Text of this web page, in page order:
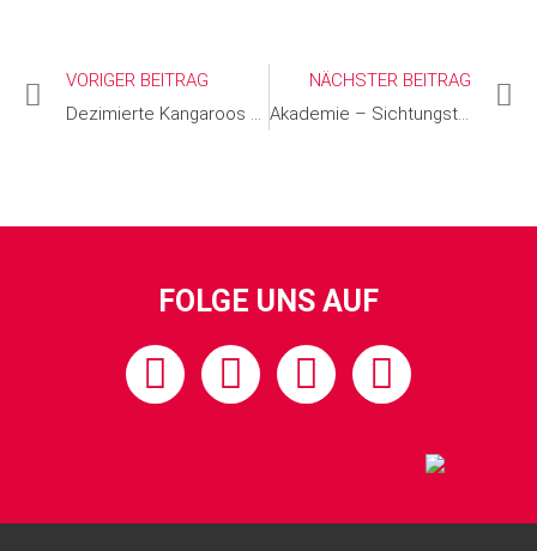
VORIGER BEITRAG
Dezimierte Kangaroos unterliegen Hellenen München
NÄCHSTER BEITRAG
Akademie – Sichtungstraining U14
FOLGE UNS AUF